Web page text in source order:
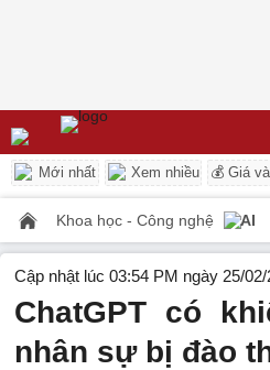
Mới nhất Xem nhiều 💰 Giá
Khoa học - Công nghệ AI
Cập nhật lúc 03:54 PM ngày 25/02/
ChatGPT có
nhân sự bị đào